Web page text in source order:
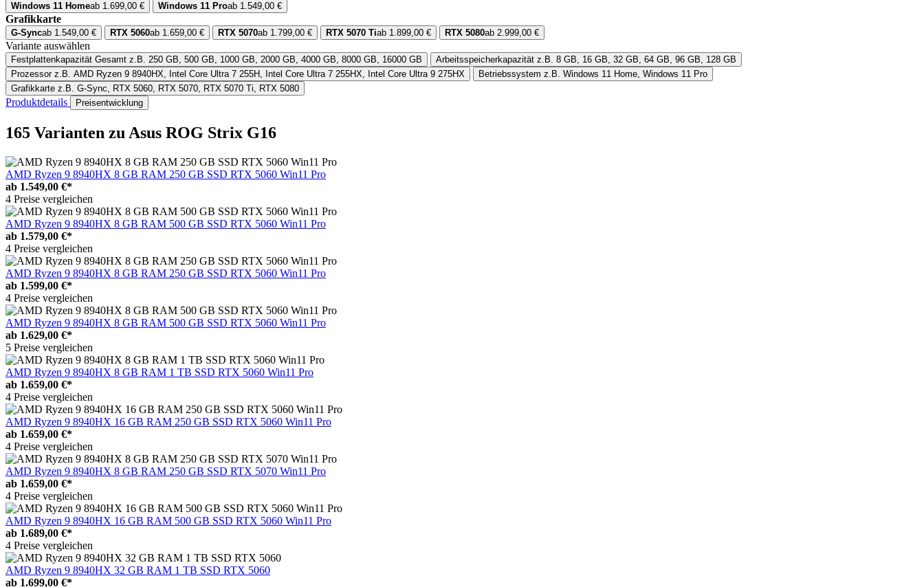
Windows 11 Homeab 1.699,00 € Windows 11 Proab 1.549,00 €
Grafikkarte
G-Syncab 1.549,00 € RTX 5060ab 1.659,00 € RTX 5070ab 1.799,00 € RTX 5070 Tiab 1.899,00 € RTX 5080ab 2.999,00 €
Variante auswählen
Festplattenkapazität Gesamt z.B. 250 GB, 500 GB, 1000 GB, 2000 GB, 4000 GB, 8000 GB, 16000 GB Arbeitsspeicherkapazität z.B. 8 GB, 16 GB, 32 GB, 64 GB, 96 GB, 128 GB
Prozessor z.B. AMD Ryzen 9 8940HX, Intel Core Ultra 7 255H, Intel Core Ultra 7 255HX, Intel Core Ultra 9 275HX Betriebssystem z.B. Windows 11 Home, Windows 11 Pro
Grafikkarte z.B. G-Sync, RTX 5060, RTX 5070, RTX 5070 Ti, RTX 5080
Produktdetails Preisentwicklung
165 Varianten zu Asus ROG Strix G16
AMD Ryzen 9 8940HX 8 GB RAM 250 GB SSD RTX 5060 Win11 Pro
ab 1.549,00 €*
4 Preise vergleichen
AMD Ryzen 9 8940HX 8 GB RAM 500 GB SSD RTX 5060 Win11 Pro
ab 1.579,00 €*
4 Preise vergleichen
AMD Ryzen 9 8940HX 8 GB RAM 250 GB SSD RTX 5060 Win11 Pro
ab 1.599,00 €*
4 Preise vergleichen
AMD Ryzen 9 8940HX 8 GB RAM 500 GB SSD RTX 5060 Win11 Pro
ab 1.629,00 €*
5 Preise vergleichen
AMD Ryzen 9 8940HX 8 GB RAM 1 TB SSD RTX 5060 Win11 Pro
ab 1.659,00 €*
4 Preise vergleichen
AMD Ryzen 9 8940HX 16 GB RAM 250 GB SSD RTX 5060 Win11 Pro
ab 1.659,00 €*
4 Preise vergleichen
AMD Ryzen 9 8940HX 8 GB RAM 250 GB SSD RTX 5070 Win11 Pro
ab 1.659,00 €*
4 Preise vergleichen
AMD Ryzen 9 8940HX 16 GB RAM 500 GB SSD RTX 5060 Win11 Pro
ab 1.689,00 €*
4 Preise vergleichen
AMD Ryzen 9 8940HX 32 GB RAM 1 TB SSD RTX 5060
ab 1.699,00 €*